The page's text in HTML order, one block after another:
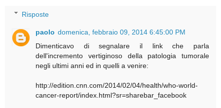
Risposte
paolo domenica, febbraio 09, 2014 6:45:00 PM
Dimenticavo di segnalare il link che parla
dell'incremento vertiginoso della patologia tumorale
negli ultimi anni ed in quelli a venire:
http://edition.cnn.com/2014/02/04/health/who-world-
cancer-report/index.html?sr=sharebar_facebook